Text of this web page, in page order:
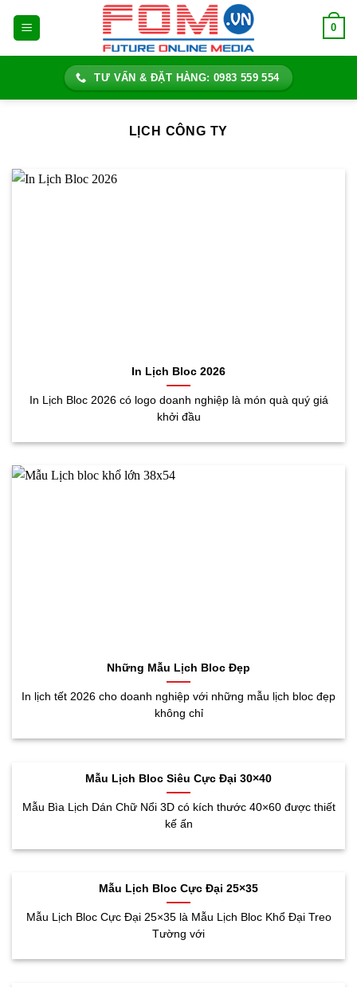
0
TƯ VẤN & ĐẶT HÀNG: 0983 559 554
LỊCH CÔNG TY
In Lịch Bloc 2026
In Lịch Bloc 2026 có logo doanh nghiệp là món quà quý giá
khởi đầu
Những Mẫu Lịch Bloc Đẹp
In lịch tết 2026 cho doanh nghiệp với những mẫu lịch bloc đẹp
không chỉ
Mẫu Lịch Bloc Siêu Cực Đại 30×40
Mẫu Bìa Lịch Dán Chữ Nổi 3D có kích thước 40×60 được thiết
kế ấn
Mẫu Lịch Bloc Cực Đại 25×35
Mẫu Lịch Bloc Cực Đại 25×35 là Mẫu Lịch Bloc Khổ Đại Treo
Tường với